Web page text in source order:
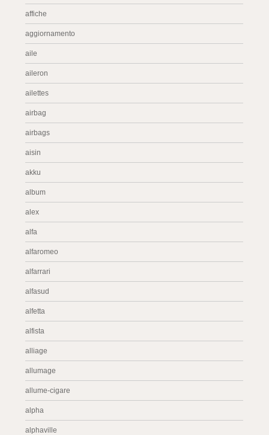
affiche
aggiornamento
aile
aileron
ailettes
airbag
airbags
aisin
akku
album
alex
alfa
alfaromeo
alfarrari
alfasud
alfetta
alfista
alliage
allumage
allume-cigare
alpha
alphaville